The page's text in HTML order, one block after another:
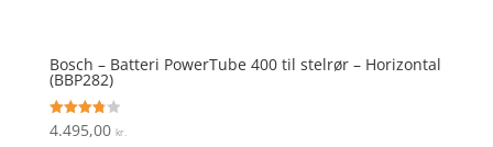
Bosch – Batteri PowerTube 400 til stelrør – Horizontal
(BBP282)
Vurderet
3.8
4.495,00 kr.